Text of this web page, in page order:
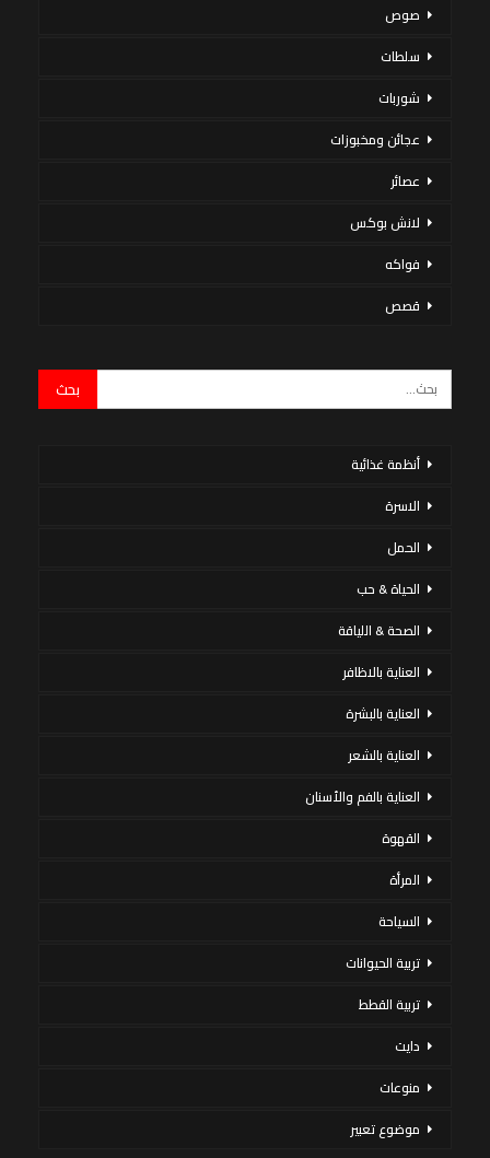
صوص
سلطات
شوربات
عجائن ومخبوزات
عصائر
لانش بوكس
فواكه
قصص
أنظمة غذائية
الاسرة
الحمل
الحياة & حب
الصحة & اللياقة
العناية بالاظافر
العناية بالبشرة
العناية بالشعر
العناية بالفم والأسنان
القهوة
المرأة
السياحة
تربية الحيوانات
تربية القطط
دايت
منوعات
موضوع تعبير